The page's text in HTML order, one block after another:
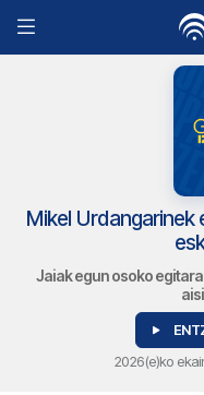
Mikel Urdangarinek
Jaiak egun osoko
2026(e)ko